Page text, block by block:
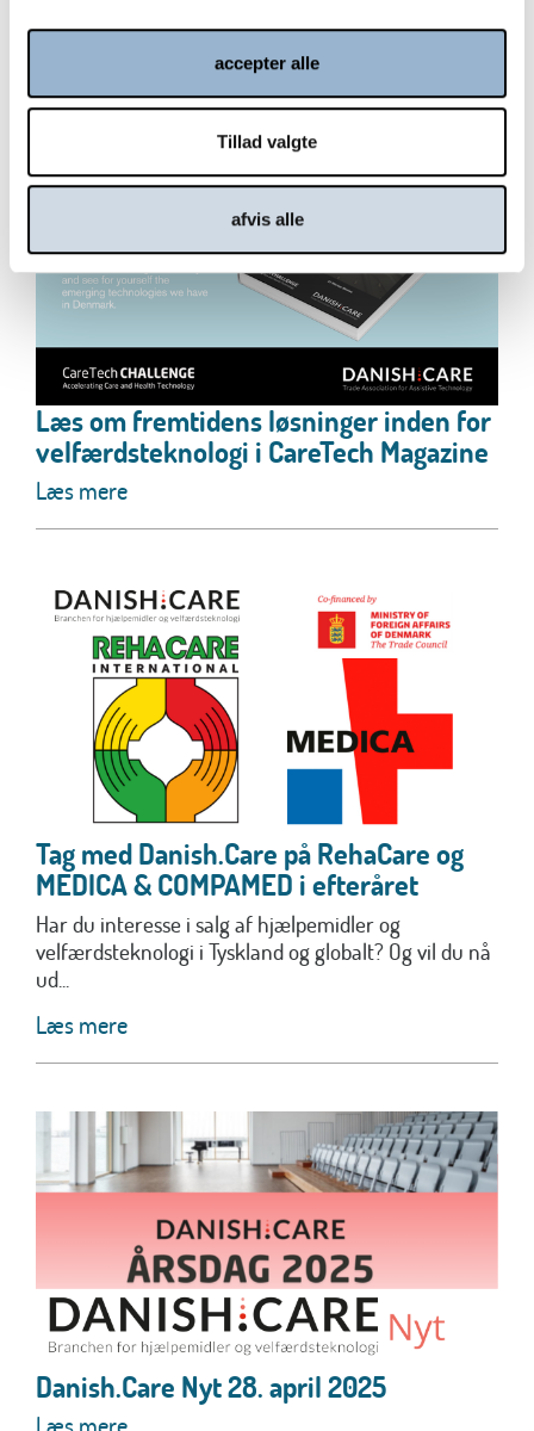
accepter alle
Tillad valgte
afvis alle
Læs om fremtidens løsninger inden for
velfærdsteknologi i CareTech Magazine
Læs mere
Tag med Danish.Care på RehaCare og
MEDICA & COMPAMED i efteråret
Har du interesse i salg af hjælpemidler og
velfærdsteknologi i Tyskland og globalt? Og vil du nå
ud...
Læs mere
Danish.Care Nyt 28. april 2025